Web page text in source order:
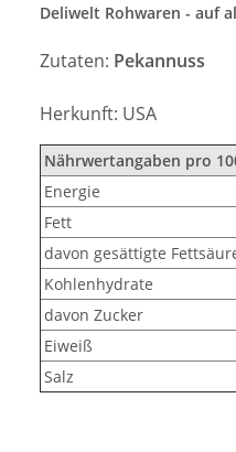
Deliwelt Rohwaren - auf
Zutaten: Pekannuss
Herkunft: USA
Nährwertangaben pro
Energie
Fett
davon gesättigte
Kohlenhydrate
davon Zucker
Eiweiß
Salz